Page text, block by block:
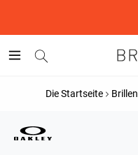
Die Startseite Brillen